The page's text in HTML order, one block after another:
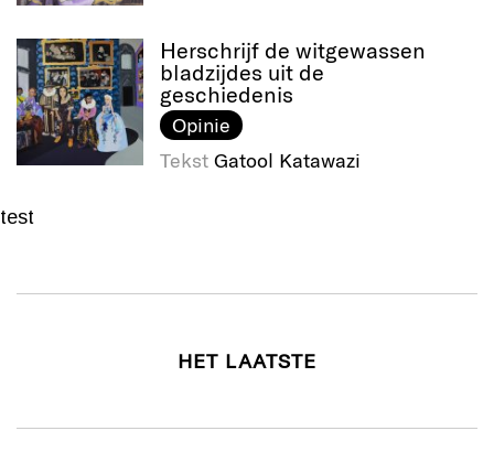
Herschrijf de witgewassen
bladzijdes uit de
geschiedenis
Opinie
Tekst Gatool Katawazi
test
HET LAATSTE